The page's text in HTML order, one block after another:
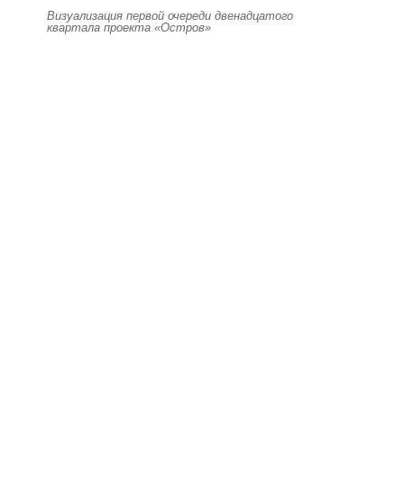
Визуализация первой очереди двенадцатого
квартала проекта «Остров»